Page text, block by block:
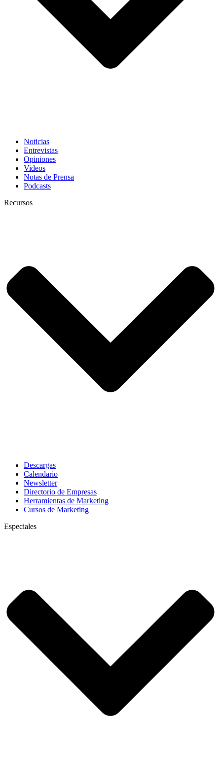
Noticias
Entrevistas
Opiniones
Videos
Notas de Prensa
Podcasts
Recursos
Descargas
Calendario
Newsletter
Directorio de Empresas
Herramientas de Marketing
Cursos de Marketing
Especiales